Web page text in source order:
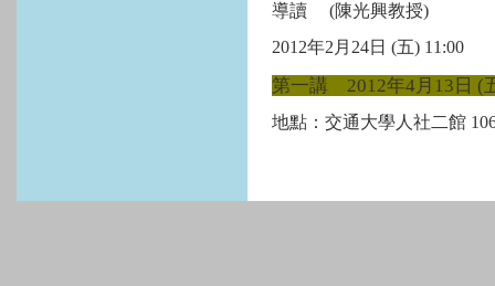
導讀 (陳光興教授)
2012年2月24日 (五) 11:00
第一講 2012年4月13日 (
地點：交通大學人社二館